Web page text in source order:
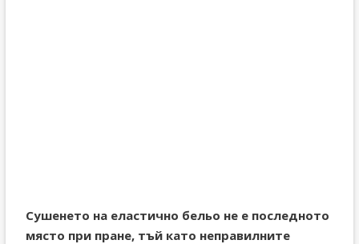
Сушенето на еластично бельо не е последното
място при пране, тъй като неправилните